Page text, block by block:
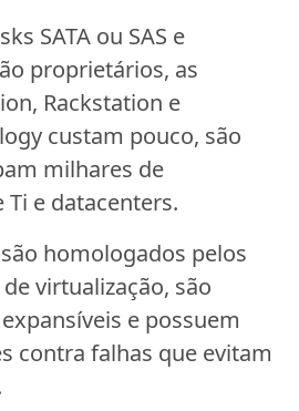
SATA ou SAS e
proprietários, as
Rackstation e
custam pouco, são
milhares de
e datacenters.
são homologados pelos
virtualização, são
e possuem
contra falhas que evitam